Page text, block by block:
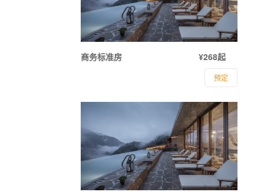
商务标准房 ¥268起
预定